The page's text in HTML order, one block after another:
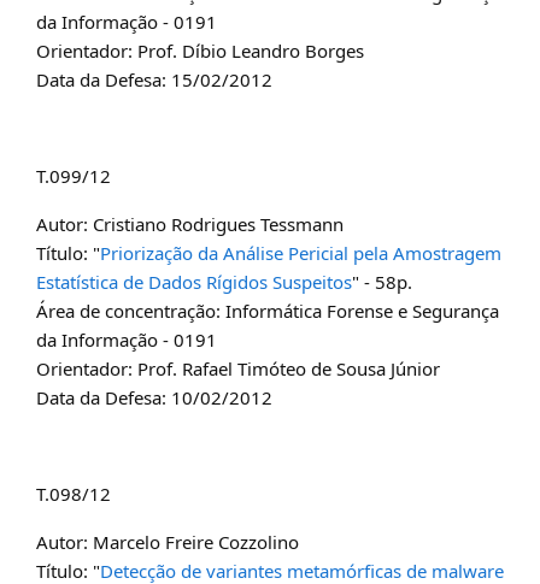
da Informação - 0191
Orientador: Prof. Díbio Leandro Borges
Data da Defesa: 15/02/2012
T.099/12
Autor: Cristiano Rodrigues Tessmann
Título: "Priorização da Análise Pericial pela Amostragem
Estatística de Dados Rígidos Suspeitos" - 58p.
Área de concentração: Informática Forense e Segurança
da Informação - 0191
Orientador: Prof. Rafael Timóteo de Sousa Júnior
Data da Defesa: 10/02/2012
T.098/12
Autor: Marcelo Freire Cozzolino
Título: "Detecção de variantes metamórficas de malware